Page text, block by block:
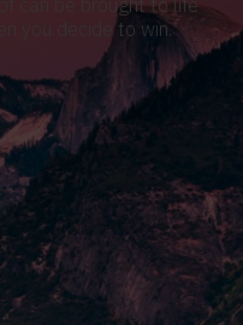
can be brought to life
you decide to win.